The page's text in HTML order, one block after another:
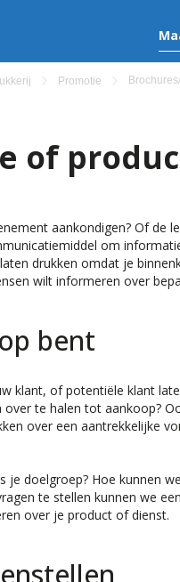
Promotie
of
aankondigen? Of de
om
drukken omdat je
wilt informeren over
bent
klant, of potentiële klant
te halen tot aankoop?
over een aantrekkelijke
je doelgroep? Hoe kunnen
te stellen kunnen we
over je product of dienst.